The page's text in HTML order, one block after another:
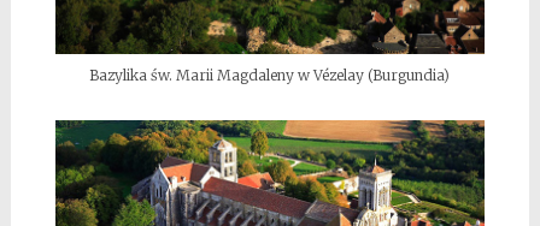
Bazylika św. Marii Magdaleny w Vézelay (Burgundia)